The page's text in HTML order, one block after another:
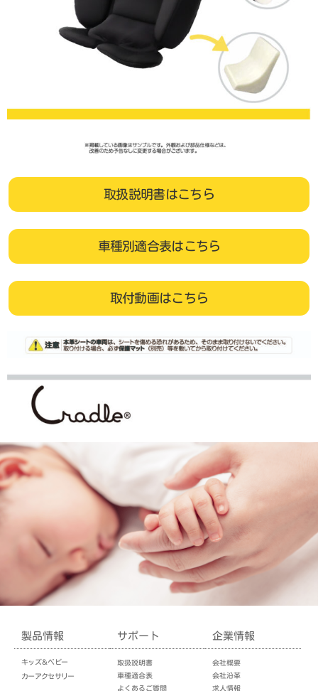
取扱説明書はこちら
車種別適合表はこちら
取付動画はこちら
製品情報
キッズ＆ベビー
カーアクセサリー
サポート
取扱説明書
車種適合表
よくあるご質問
企業情報
会社概要
会社沿革
求人情報